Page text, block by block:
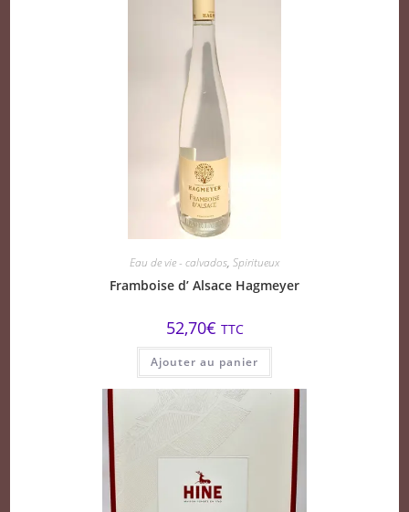
Eau de vie - calvados, Spiritueux
Framboise d’ Alsace Hagmeyer
52,70€ TTC
Ajouter au panier